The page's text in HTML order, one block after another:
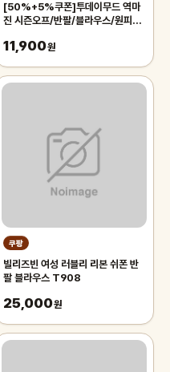
[50%+5%쿠폰]투데이무드 역마
진 시즌오프/반팔/블라우스/원피스/
츠/팬츠
11,900원
쿠팡
빌리즈빈 여성 러블리 리본 쉬폰 반
팔 블라우스 T908
25,000원